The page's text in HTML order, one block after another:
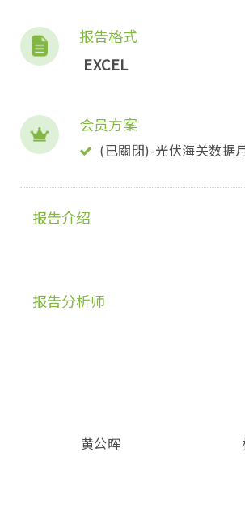
报告格式
EXCEL
会员方案
(已關閉)-光伏海关数据
报告介绍
报告分析师
黄公晖